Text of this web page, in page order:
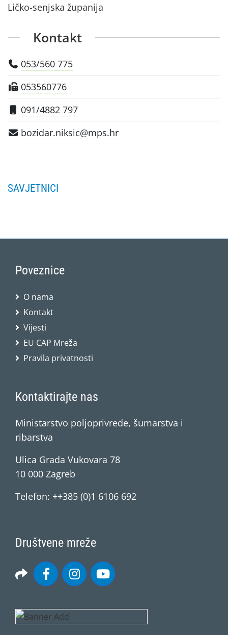
Ličko-senjska županija
Kontakt
053/560 775
053560776
091/4882 797
bozidar.niksic@mps.hr
SAVJETNICI
Poveznice
O nama
Kontakt
Vijesti
EU CAP Mreža
Pravila privatnosti
Kontaktirajte nas
Ministarstvo poljoprivrede, šumarstva i
ribarstva
Ulica Grada Vukovara 78
10 000 Zagreb
Telefon: ++385 (0)1 6106 692
Društvene mreže